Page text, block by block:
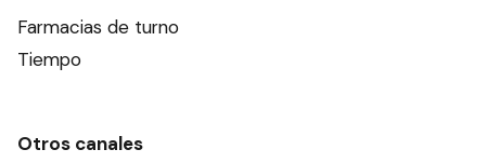
Farmacias de turno
Tiempo
Otros canales